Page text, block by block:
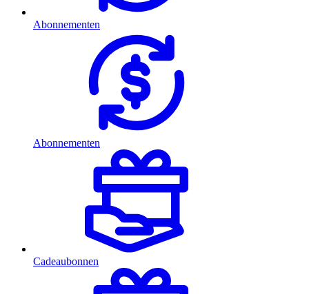
Abonnementen
Abonnementen
Cadeaubonnen